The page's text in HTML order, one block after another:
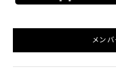
メン